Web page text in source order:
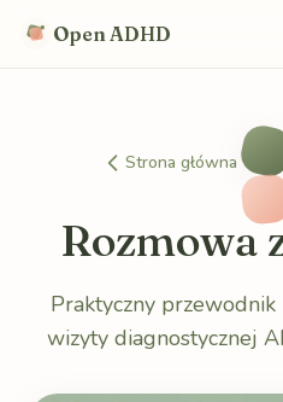
Open ADHD
Strona główna
Rozmowa
Praktyczny
wizyty diagnostycznej